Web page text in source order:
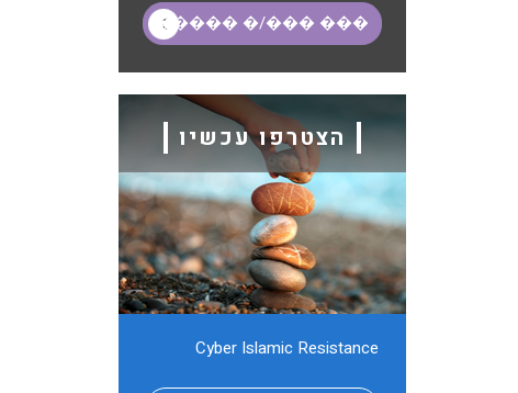
הצטרפו עכשיו
Cyber ​​Islamic Resistance